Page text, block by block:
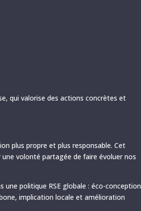
qui valorise des actions concrètes et
plus propre et plus responsable. Cet
volonté partagée de faire évoluer nos
une politique RSE globale : éco-conception
implication locale et amélioration